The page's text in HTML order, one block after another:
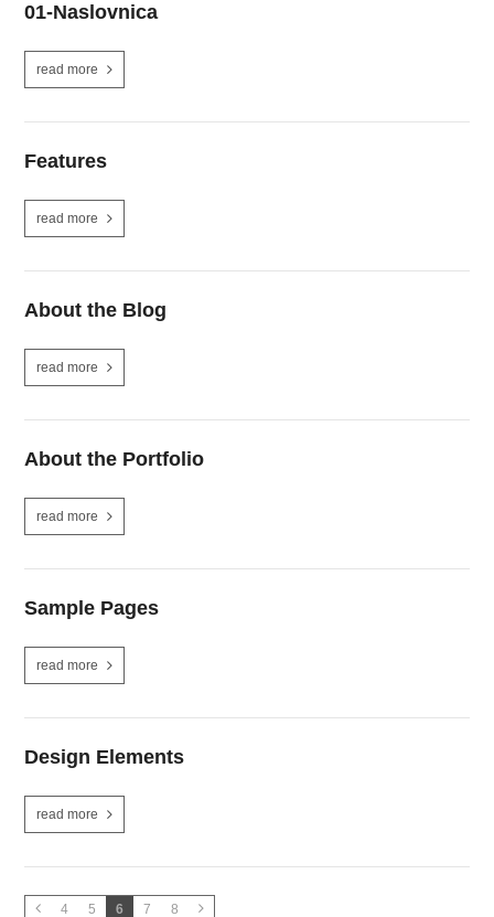
01-Naslovnica
read more
Features
read more
About the Blog
read more
About the Portfolio
read more
Sample Pages
read more
Design Elements
read more
4 5 6 7 8